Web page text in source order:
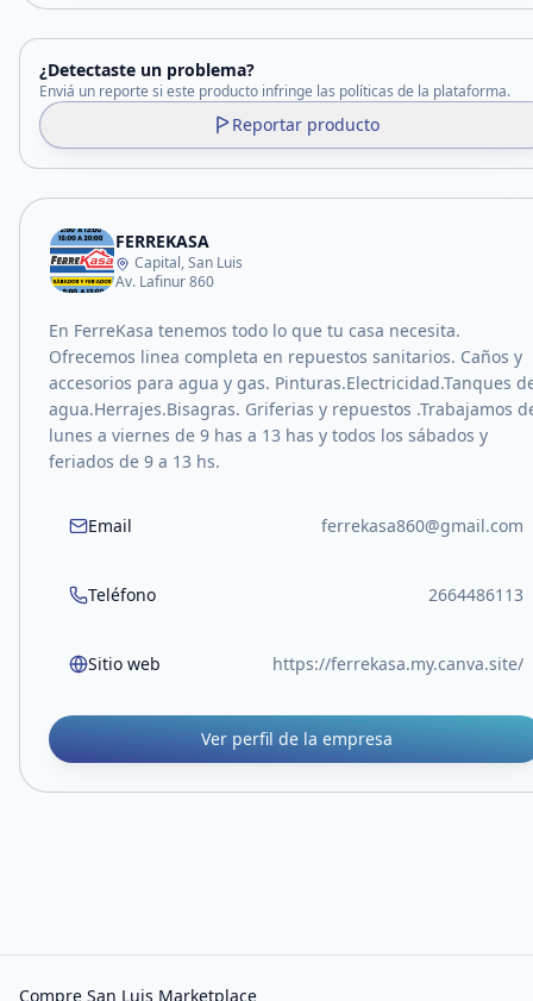
¿Detectaste un problema?
Enviá un reporte si este producto infringe las políticas de la plataforma.
Reportar producto
FERREKASA
Capital, San Luis
Av. Lafinur 860
En FerreKasa tenemos todo lo que tu casa necesita.
Ofrecemos linea completa en repuestos sanitarios. Caños y
accesorios para agua y gas. Pinturas.Electricidad.Tanques
agua.Herrajes.Bisagras. Griferias y repuestos .Trabajamos
lunes a viernes de 9 has a 13 has y todos los sábados y
feriados de 9 a 13 hs.
Email ferrekasa860@gmail.com
Teléfono 2664486113
Sitio web https://ferrekasa.my.canva.site/
Ver perfil de la empresa
Compre San Luis Marketplace